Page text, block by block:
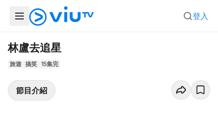
登入
林盧去追星
旅遊 搞笑 15集完
節目介紹